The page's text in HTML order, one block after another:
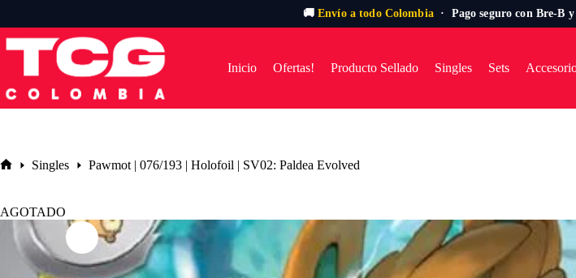
🚚 Envío a todo Colombia· Pago seguro con Bre-B
al
Inicio Ofertas! Producto Sellado Singles Sets
Singles Pawmot | 076/193 | Holofoil | SV02: Paldea Evolved
AGOTADO